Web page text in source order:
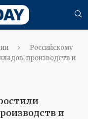
Российскому
производств и
и